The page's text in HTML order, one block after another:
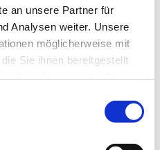
an unsere Partner für
Analysen weiter. Unsere
möglicherweise mit
Sie ihnen bereitgestellt
und die
des